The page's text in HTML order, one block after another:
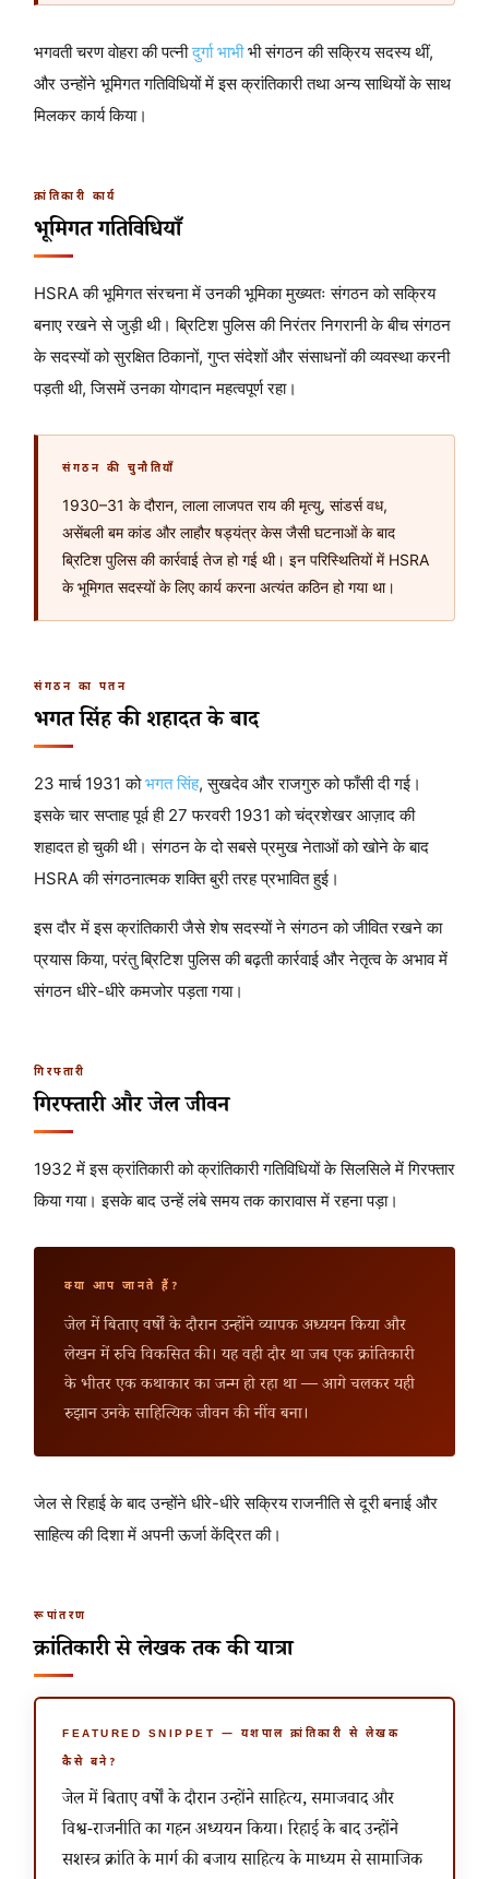
भगवती चरण वोहरा की पत्नीदुर्गा भाभीभी संगठन की सक्रिय सदस्य थीं,
और उन्होंने भूमिगत गतिविधियों में इस क्रांतिकारी तथा अन्य साथियों के साथ
मिलकर कार्य किया।
क्रांतिकारी कार्य
भूमिगत गतिविधियाँ
HSRA की भूमिगत संरचना में उनकी भूमिका मुख्यतः संगठन को सक्रिय
बनाए रखने से जुड़ी थी। ब्रिटिश पुलिस की निरंतर निगरानी के बीच संगठन
के सदस्यों को सुरक्षित ठिकानों, गुप्त संदेशों और संसाधनों की व्यवस्था करनी
पड़ती थी, जिसमें उनका योगदान महत्वपूर्ण रहा।
संगठन की चुनौतियाँ
1930–31 के दौरान, लाला लाजपत राय की मृत्यु, सांडर्स वध,
असेंबली बम कांड और लाहौर षड्यंत्र केस जैसी घटनाओं के बाद
ब्रिटिश पुलिस की कार्रवाई तेज हो गई थी। इन परिस्थितियों में HSRA
के भूमिगत सदस्यों के लिए कार्य करना अत्यंत कठिन हो गया था।
संगठन का पतन
भगत सिंह की शहादत के बाद
23 मार्च 1931 कोभगत सिंह, सुखदेव और राजगुरु को फाँसी दी गई।
इसके चार सप्ताह पूर्व ही 27 फरवरी 1931 को चंद्रशेखर आज़ाद की
शहादत हो चुकी थी। संगठन के दो सबसे प्रमुख नेताओं को खोने के बाद
HSRA की संगठनात्मक शक्ति बुरी तरह प्रभावित हुई।
इस दौर में इस क्रांतिकारी जैसे शेष सदस्यों ने संगठन को जीवित रखने का
प्रयास किया, परंतु ब्रिटिश पुलिस की बढ़ती कार्रवाई और नेतृत्व के अभाव में
संगठन धीरे-धीरे कमजोर पड़ता गया।
गिरफ्तारी
गिरफ्तारी और जेल जीवन
1932 में इस क्रांतिकारी को क्रांतिकारी गतिविधियों के सिलसिले में गिरफ्तार
किया गया। इसके बाद उन्हें लंबे समय तक कारावास में रहना पड़ा।
क्या आप जानते हैं?
जेल में बिताए वर्षों के दौरान उन्होंने व्यापक अध्ययन किया और
लेखन में रुचि विकसित की। यह वही दौर था जब एक क्रांतिकारी
के भीतर एक कथाकार का जन्म हो रहा था — आगे चलकर यही
रुझान उनके साहित्यिक जीवन की नींव बना।
जेल से रिहाई के बाद उन्होंने धीरे-धीरे सक्रिय राजनीति से दूरी बनाई और
साहित्य की दिशा में अपनी ऊर्जा केंद्रित की।
रूपांतरण
क्रांतिकारी से लेखक तक की यात्रा
FEATURED SNIPPET — यशपाल क्रांतिकारी से लेखक
कैसे बने?
जेल में बिताए वर्षों के दौरान उन्होंने साहित्य, समाजवाद और
विश्व-राजनीति का गहन अध्ययन किया। रिहाई के बाद उन्होंने
सशस्त्र क्रांति के मार्ग की बजाय साहित्य के माध्यम से सामाजिक